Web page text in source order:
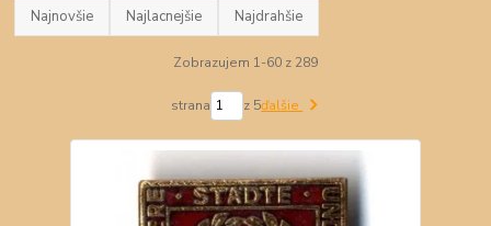
Najnovšie Najlacnejšie Najdrahšie
Zobrazujem 1-60 z 289
strana z 5ďalšie